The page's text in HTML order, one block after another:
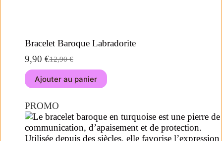
Bracelet Baroque Labradorite
12,90€
9,90 €
Ajouter au panier
PROMO